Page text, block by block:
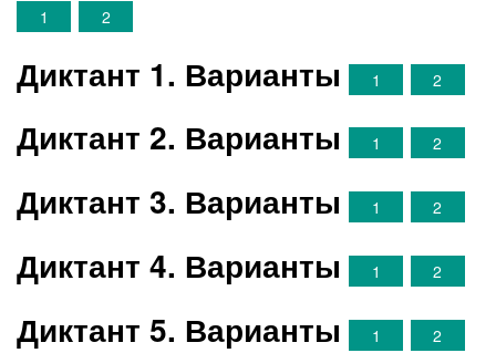
1 2
Диктант 1. Варианты 1 2
Диктант 2. Варианты 1 2
Диктант 3. Варианты 1 2
Диктант 4. Варианты 1 2
Диктант 5. Варианты 1 2